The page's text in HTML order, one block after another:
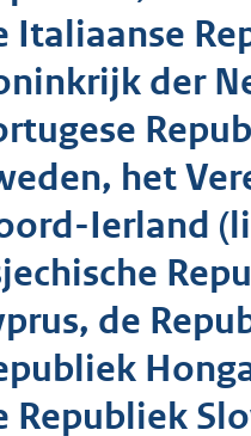
Italiaanse
der
het
Ierland
de
Republiek